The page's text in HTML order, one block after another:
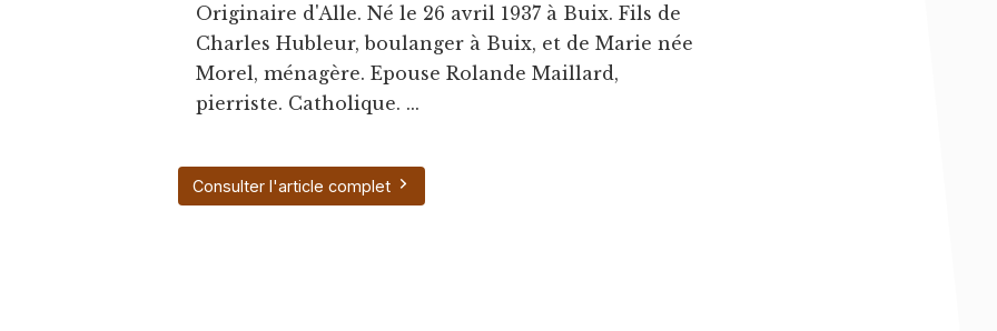
Originaire d'Alle. Né le 26 avril 1937 à Buix. Fils de
Charles Hubleur, boulanger à Buix, et de Marie née
Morel, ménagère. Epouse Rolande Maillard,
pierriste. Catholique. ...
Consulter l'article complet